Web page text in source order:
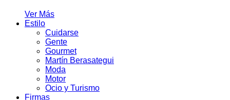
Ver Más
Estilo
Cuidarse
Gente
Gourmet
Martín Berasategui
Moda
Motor
Ocio y Turismo
Firmas